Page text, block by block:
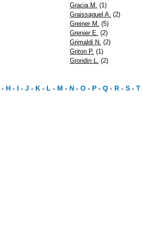
Gracia M. (1)
Graissaguel A. (2)
Greiner M. (5)
Grenier E. (2)
Grimaldi N. (2)
Griton P. (1)
Grondin L. (2)
- H - I -J - K - L - M - N -O - P -Q - R -S -T